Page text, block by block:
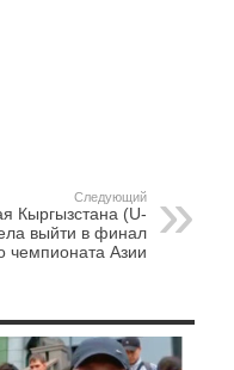
Следующий
Кыргызстана (U-
выйти в финал
чемпионата Азии